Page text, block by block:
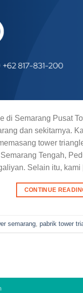
di Semarang Pusat
dan sekitarnya.
tower
Tengah,
Selain itu,
CONTINUE
semarang pabrik tower